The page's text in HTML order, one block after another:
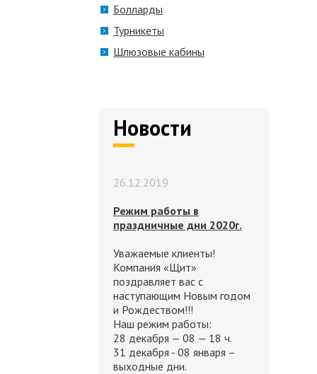
Болларды
Турникеты
Шлюзовые кабины
Новости
26.12.2019
Режим работы в
праздничные дни 2020г.
Уважаемые клиенты!
Компания «Щит»
поздравляет вас с
наступающим Новым годом
и Рождеством!!!
Наш режим работы:
28 декабря — 08 — 18 ч.
31 декабря - 08 января –
выходные дни.